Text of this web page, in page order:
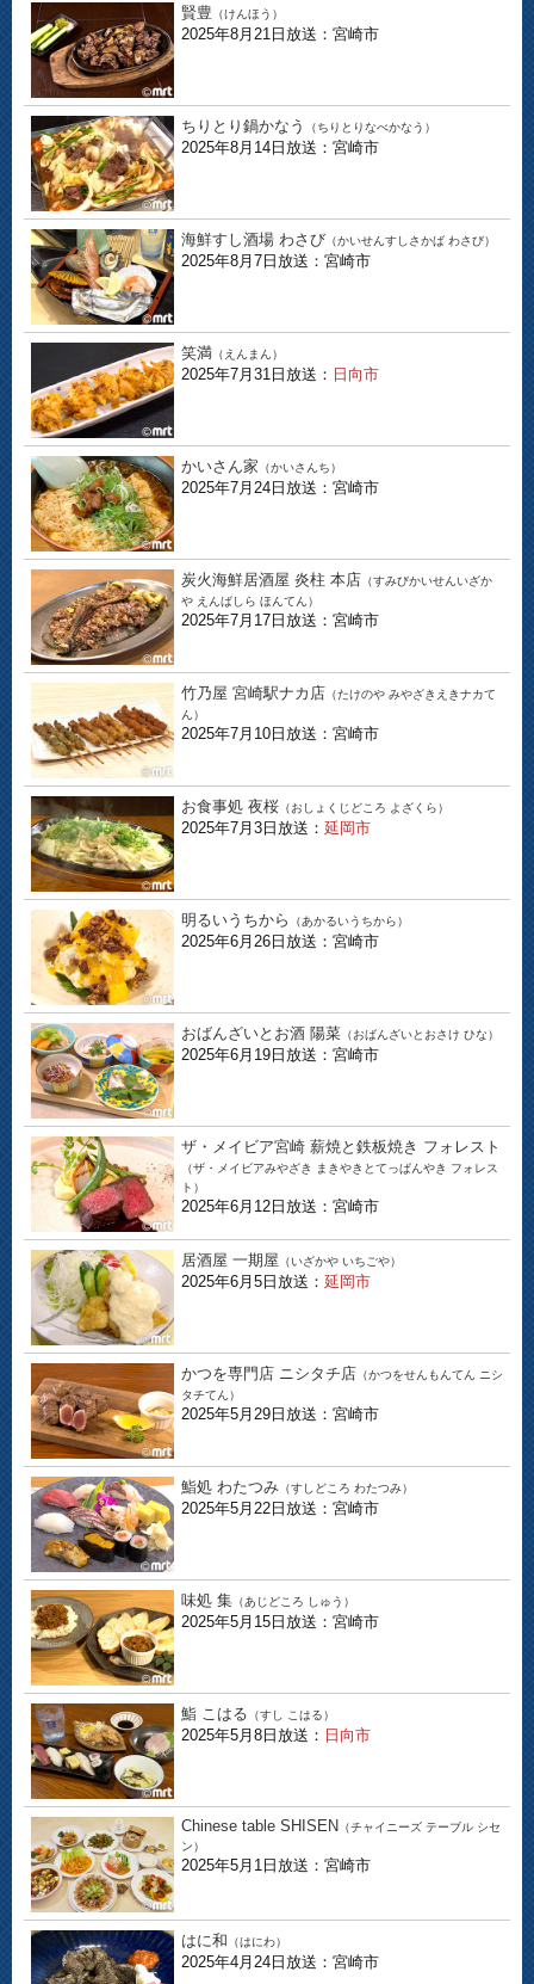
賢豊 （けんほう）
2025年8月21日放送：宮崎市
ちりとり鍋かなう （ちりとりなべかなう）
2025年8月14日放送：宮崎市
海鮮すし酒場 わさび （かいせんすしさかば わさび）
2025年8月7日放送：宮崎市
笑満 （えんまん）
2025年7月31日放送： 日向市
かいさん家 （かいさんち）
2025年7月24日放送：宮崎市
炭火海鮮居酒屋 炎柱 本店 （すみびかいせんいざか
や えんばしら ほんてん）
2025年7月17日放送：宮崎市
竹乃屋 宮崎駅ナカ店 （たけのや みやざきえきナカて
ん）
2025年7月10日放送：宮崎市
お食事処 夜桜 （おしょくじどころ よざくら）
2025年7月3日放送： 延岡市
明るいうちから （あかるいうちから）
2025年6月26日放送：宮崎市
おばんざいとお酒 陽菜 （おばんざいとおさけ ひな）
2025年6月19日放送：宮崎市
ザ・メイビア宮崎 薪焼と鉄板焼き フォレスト
（ザ・メイビアみやざき まきやきとてっぱんやき フォレス
ト）
2025年6月12日放送：宮崎市
居酒屋 一期屋 （いざかや いちごや）
2025年6月5日放送： 延岡市
かつを専門店 ニシタチ店 （かつをせんもんてん ニシ
タチてん）
2025年5月29日放送：宮崎市
鮨処 わたつみ （すしどころ わたつみ）
2025年5月22日放送：宮崎市
味処 集 （あじどころ しゅう）
2025年5月15日放送：宮崎市
鮨 こはる （すし こはる）
2025年5月8日放送： 日向市
Chinese table SHISEN （チャイニーズ テーブル シセ
ン）
2025年5月1日放送：宮崎市
はに和 （はにわ）
2025年4月24日放送：宮崎市